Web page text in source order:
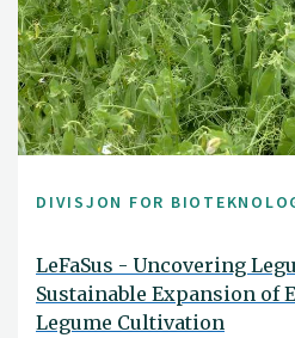
DIVISJON FOR
LeFaSus - Uncovering
Sustainable Expansion of
Legume Cultivation